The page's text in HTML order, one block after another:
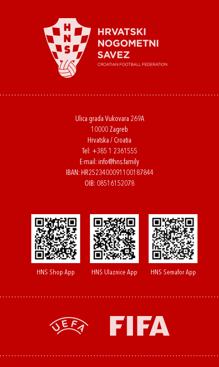
Ulica grada Vukovara 269A
10000 Zagreb
Hrvatska / Croatia
Tel: +385 1 2361555
E-mail: info@hns.family
IBAN: HR2523400091100187844
OIB: 08516152078
HNS Shop App HNS Ulaznice App HNS Semafor App